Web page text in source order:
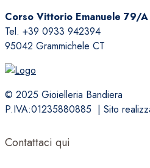
Corso Vittorio Emanuele 79/A
Tel. +39 0933 942394
95042 Grammichele CT
© 2025 Gioielleria Bandiera
P.IVA:01235880885 | Sito
Contattaci qui